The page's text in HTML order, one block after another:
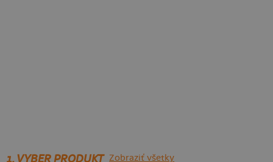
1. VYBER PRODUKT Zobraziť všetky